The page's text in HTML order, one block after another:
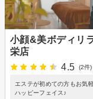
小顔&美ボディリ
栄店
4.5
(2件)
エステが初めての方もお気
ハッピーフェイス♪